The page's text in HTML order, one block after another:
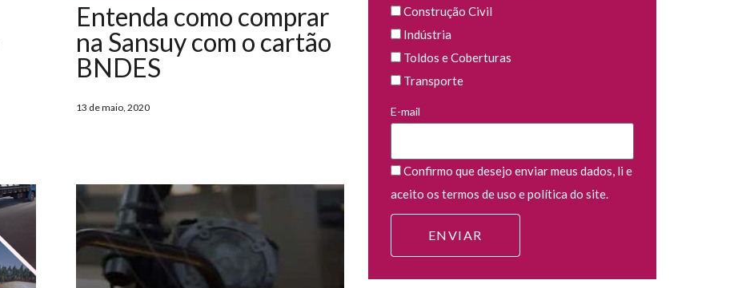
Entenda como comprar
na Sansuy com o cartão
BNDES
13 de maio, 2020
Construção Civil
Indústria
Toldos e Coberturas
Transporte
E-mail
Confirmo que desejo enviar meus dados, li e
aceito os termos de uso e política do site.